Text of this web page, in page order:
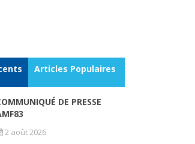
Articles Populaires
DE PRESSE
2 août 2026